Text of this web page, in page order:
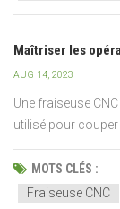
Maîtriser les
AUG 14, 2023
Une fraiseuse
utilisé pour
le métal, le bois et
fonctionnent
processus.Nous
MOTS CLÉS :
Fraiseuse CNC